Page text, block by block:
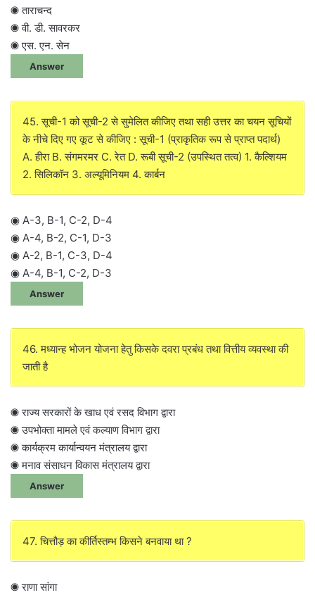
◉ ताराचन्द
◉ वी. डी. सावरकर
◉ एस. एन. सेन
Answer
45. सूची-1 को सूची-2 से सुमेलित कीजिए तथा सही उत्तर का चयन सूचियों
के नीचे दिए गए कूट से कीजिए : सूची-1 (प्राकृतिक रूप से प्राप्त पदार्थ)
A. हीरा B. संगमरमर C. रेत D. रूबी सूची-2 (उपस्थित तत्व) 1. कैल्शियम
2. सिलिकॉन 3. अल्यूमिनियम 4. कार्बन
◉ A-3, B-1, C-2, D-4
◉ A-4, B-2, C-1, D-3
◉ A-2, B-1, C-3, D-4
◉ A-4, B-1, C-2, D-3
Answer
46. मध्यान्ह भोजन योजना हेतु किसके दवरा प्रबंध तथा वित्तीय व्यवस्था की
जाती है
◉ राज्य सरकारों के खाध एवं रसद विभाग द्वारा
◉ उपभोक्ता मामले एवं कल्याण विभाग द्वारा
◉ कार्यक्रम कार्यान्वयन मंत्रालय द्वारा
◉ मनाव संसाधन विकास मंत्रालय द्वारा
Answer
47. चित्तौड़ का कीर्तिस्तम्भ किसने बनवाया था ?
◉ राणा सांगा